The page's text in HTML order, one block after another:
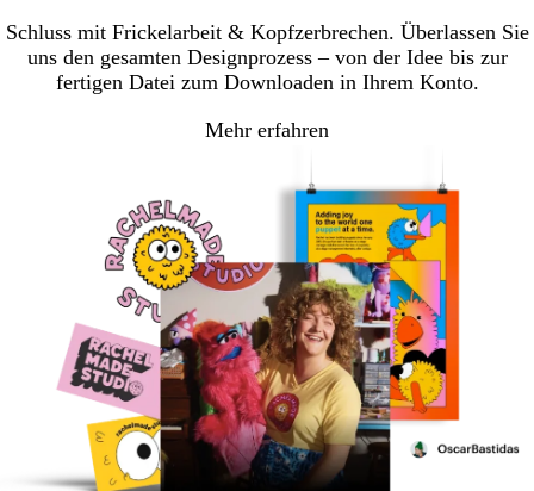
Schluss mit Frickelarbeit & Kopfzerbrechen. Überlassen Sie
uns den gesamten Designprozess – von der Idee bis zur
fertigen Datei zum Downloaden in Ihrem Konto.
Mehr erfahren